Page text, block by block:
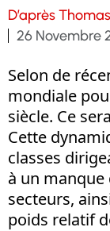
D’après
26 Novembre
Selon de
mondiale
siècle. Ce
Cette
classes
à un
secteurs,
poids relatif